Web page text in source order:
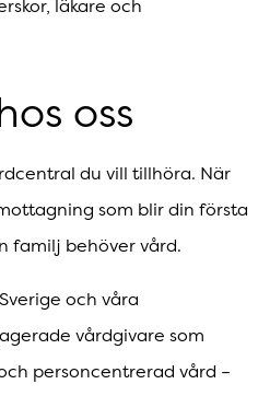
läkare och
oss
du vill tillhöra. När
som blir din första
familj behöver vård.
och våra
vårdgivare som
personcentrerad vård –